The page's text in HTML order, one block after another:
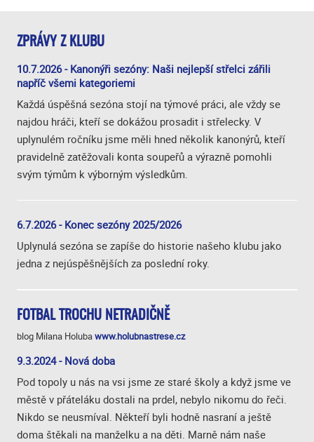
ZPRÁVY Z KLUBU
10.7.2026 - Kanonýři sezóny: Naši nejlepší střelci zářili
napříč všemi kategoriemi
Každá úspěšná sezóna stojí na týmové práci, ale vždy se
najdou hráči, kteří se dokážou prosadit i střelecky. V
uplynulém ročníku jsme měli hned několik kanonýrů, kteří
pravidelně zatěžovali konta soupeřů a výrazně pomohli
svým týmům k výborným výsledkům.
6.7.2026 - Konec sezóny 2025/2026
Uplynulá sezóna se zapíše do historie našeho klubu jako
jedna z nejúspěšnějších za poslední roky.
FOTBAL TROCHU NETRADIČNĚ
blog Milana Holubawww.holubnastrese.cz
9.3.2024 - Nová doba
Pod topoly u nás na vsi jsme ze staré školy a když jsme ve
městě v přáteláku dostali na prdel, nebylo nikomu do řeči.
Nikdo se neusmíval. Někteří byli hodně nasraní a ještě
doma štěkali na manželku a na děti. Marně nám naše